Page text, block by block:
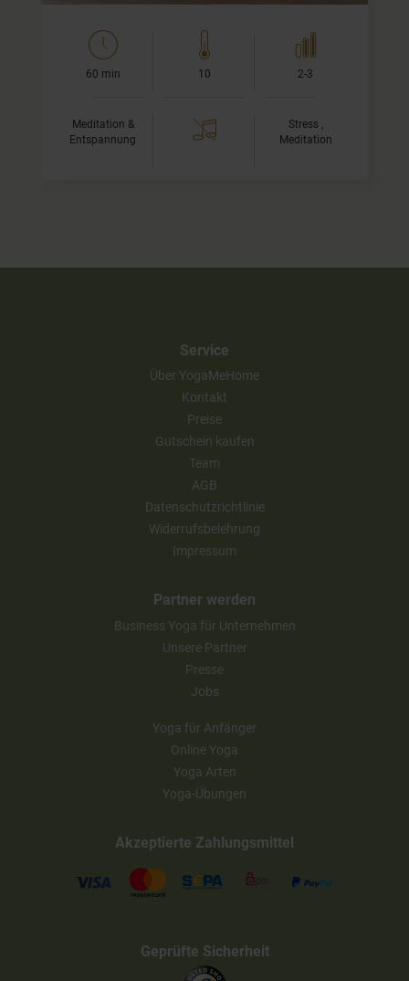
60 min 10 2-3
Meditation &
Entspannung
Stress ,
Meditation
Service
Über YogaMeHome
Kontakt
Preise
Gutschein kaufen
Team
AGB
Datenschutzrichtlinie
Widerrufsbelehrung
Impressum
Partner werden
Business Yoga für Unternehmen
Unsere Partner
Presse
Jobs
Yoga für Anfänger
Online Yoga
Yoga Arten
Yoga-Übungen
Akzeptierte Zahlungsmittel
Geprüfte Sicherheit